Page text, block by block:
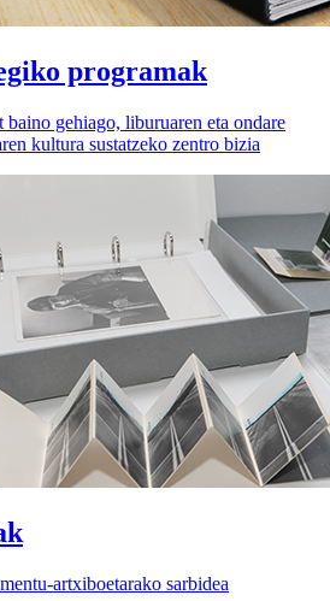
programak
gehiago, liburuaren eta ondare
kultura sustatzeko zentro bizia
artxiboetarako sarbidea